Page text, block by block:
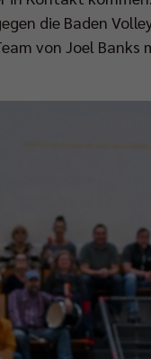
die Baden
von Joel Banks